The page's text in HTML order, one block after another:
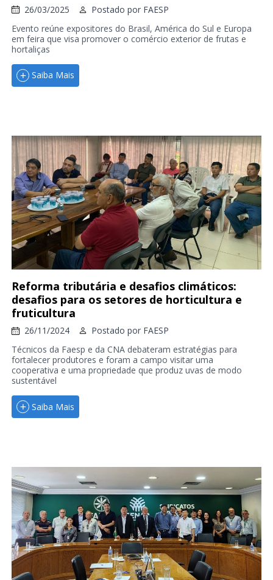
26/03/2025 Postado por FAESP
Evento reúne expositores do Brasil, América do Sul e Europa
em feira que visa promover o comércio exterior de frutas e
hortaliças
Saiba Mais
Reforma tributária e desafios climáticos:
desafios para os setores de horticultura e
fruticultura
26/11/2024 Postado por FAESP
Técnicos da Faesp e da CNA debateram estratégias para
fortalecer produtores e foram a campo visitar uma
cooperativa e uma propriedade que produz uvas de modo
sustentável
Saiba Mais